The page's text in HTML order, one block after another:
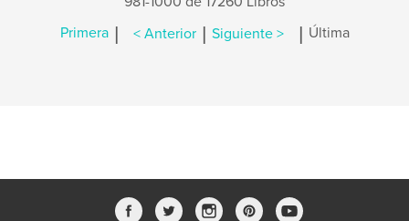
Primera | < Anterior | Siguiente > | Última